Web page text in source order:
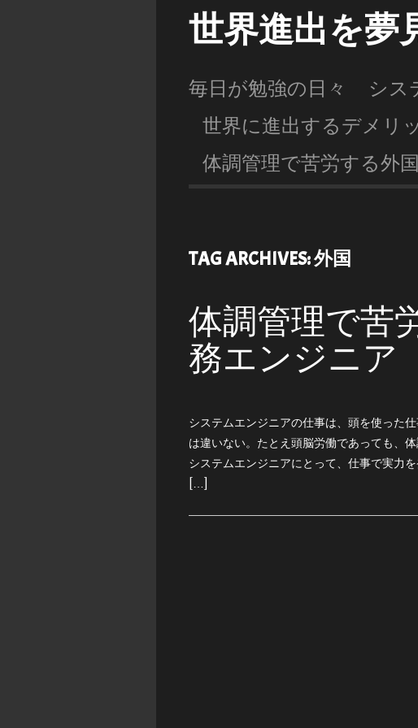
世界進出を夢
毎日が勉強の日々
シス
世界に進出するデメリ
体調管理で苦労する外
TAG ARCHIVES:外国
体調管理で苦
務エンジニア
システムエンジニアの仕事は、頭を使った
は違いない。たとえ頭脳労働であっても、
システムエンジニアにとって、仕事で実力
[…]